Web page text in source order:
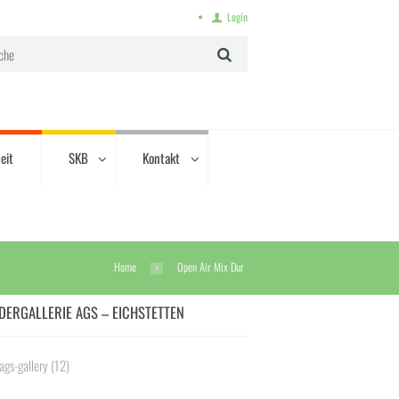
Login
SKB Kontakt
Home Open Air Mix Dur
AGS – EICHSTETTEN
ags-gallery (12)